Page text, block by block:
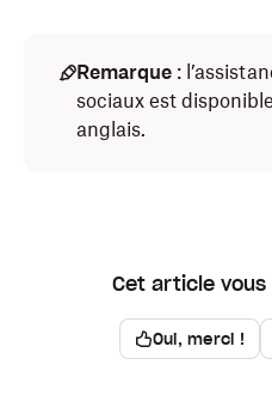
Remarque :
sociaux est
anglais.
Cet article
Oui, merci !